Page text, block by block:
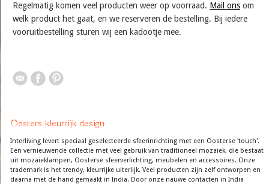
Regelmatig komen veel producten weer op voorraad. Mail ons om
welk product het gaat, en we reserveren de bestelling. Bij iedere
vooruitbestelling sturen wij een kadootje mee.
Oosters kleurrijk design
Interliving levert speciaal geselecteerde sfeerinrichting met een Oosterse 'touch'.
Een vernieuwende collectie met veel gebruik van traditioneel mozaiek, die bestaat
uit mozaieklampen, Oosterse sfeerverlichting, meubelen en accessoires. Onze
trademark is het trendy, kleurrijke uiterlijk. Veel producten zijn zelf ontworpen en
daarna met de hand gemaakt in India. Door onze nauwe contacten in India